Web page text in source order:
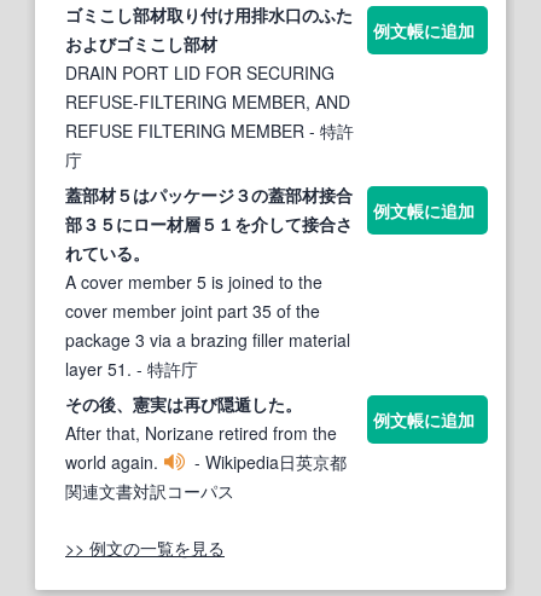
ゴミこし部材取り付け用排水口のふた
およびゴミこし部材
DRAIN PORT LID FOR SECURING
REFUSE-FILTERING MEMBER, AND
REFUSE FILTERING MEMBER - 特許
庁
例文帳に追加
蓋部材５はパッケージ３の蓋部材接合
部３５にロー材層５１を介して接合さ
れている。
A cover member 5 is joined to the
cover member joint part 35 of the
package 3 via a brazing filler material
layer 51. - 特許庁
例文帳に追加
その後、憲実は再び隠遁した。
After that, Norizane retired from the
world again.
- Wikipedia日英京都
関連文書対訳コーパス
例文帳に追加
>> 例文の一覧を見る